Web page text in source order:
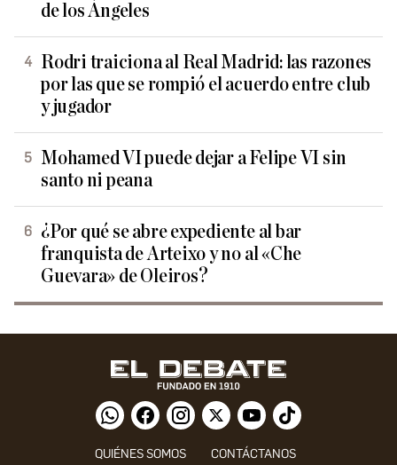
de los Ángeles
Rodri traiciona al Real Madrid: las razones
por las que se rompió el acuerdo entre club
y jugador
Mohamed VI puede dejar a Felipe VI sin
santo ni peana
¿Por qué se abre expediente al bar
franquista de Arteixo y no al «Che
Guevara» de Oleiros?
QUIÉNES SOMOS CONTÁCTANOS